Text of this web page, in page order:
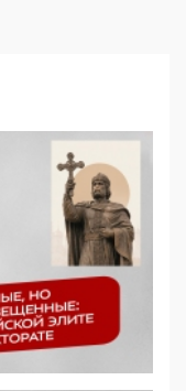
но
намерено
право
объекты от
с